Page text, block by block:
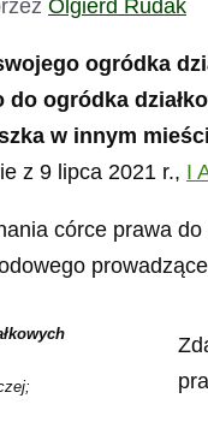
Olgierd Rudak
ogródka
ogródka
w innym
z 9 lipca 2021 r., I
córce prawa